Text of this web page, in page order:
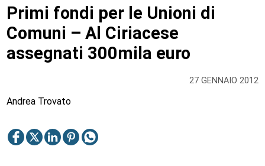
27 GENNAIO 2012
Primi fondi per le Unioni di
Comuni – Al Ciriacese
assegnati 300mila euro
Andrea Trovato